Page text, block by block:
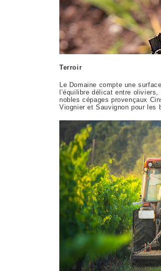
Terroir
Le Domaine compte une
l’équilibre délicat entre
nobles cépages provençaux
Viognier et Sauvignon pour les